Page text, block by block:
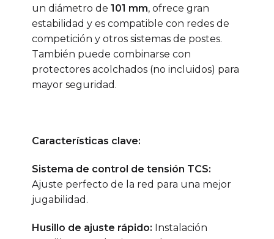
un diámetro de 101 mm, ofrece gran
estabilidad y es compatible con redes de
competición y otros sistemas de postes.
También puede combinarse con
protectores acolchados (no incluidos) para
mayor seguridad.
Características clave:
Sistema de control de tensión TCS:
Ajuste perfecto de la red para una mejor
jugabilidad.
Husillo de ajuste rápido: Instalación